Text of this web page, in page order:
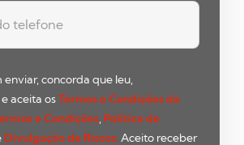
enviar, concorda que leu,
aceita osTermos e Condições da
e Condições, Política de
Divulgação de Riscos.Aceito receber